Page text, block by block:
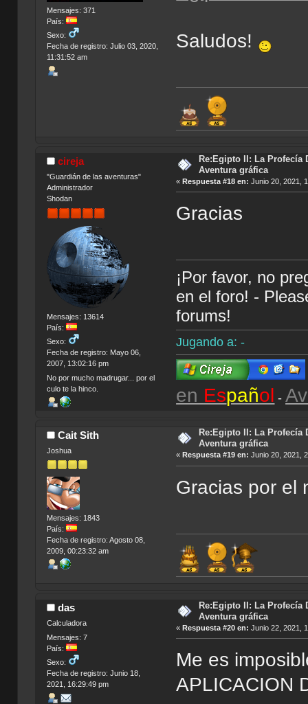
Mensajes: 371
País:
Sexo:
Fecha de registro: Julio 03, 2020,
11:31:52 am
Saludos!
cireja
"Guardián de las aventuras"
Administrador
Shodan
Mensajes: 13614
País:
Sexo:
Fecha de registro: Mayo 06,
2007, 13:02:16 pm
No por mucho madrugar... por el
culo te la hinco.
Re:Egipto II: La Profecía
Aventura gráfica
«Respuesta #18 en: Junio 20, 2021,
Gracias
¡Por favor, no
en el foro! -
forums!
Jugando a: -
en Español -
Cait Sith
Joshua
Mensajes: 1843
País:
Fecha de registro: Agosto 08,
2009, 00:23:32 am
Re:Egipto II: La Profecía
Aventura gráfica
« Respuesta #19 en: Junio 20, 2021,
Gracias por el
das
Calculadora
Mensajes: 7
País:
Sexo:
Fecha de registro: Junio 18,
2021, 16:29:49 pm
Re:Egipto II: La Profecía
Aventura gráfica
«Respuesta #20 en: Junio 22, 2021,
Me es
APLICACION